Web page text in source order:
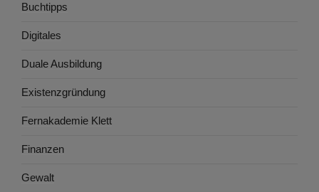
Buchtipps
Digitales
Duale Ausbildung
Existenzgründung
Fernakademie Klett
Finanzen
Gewalt